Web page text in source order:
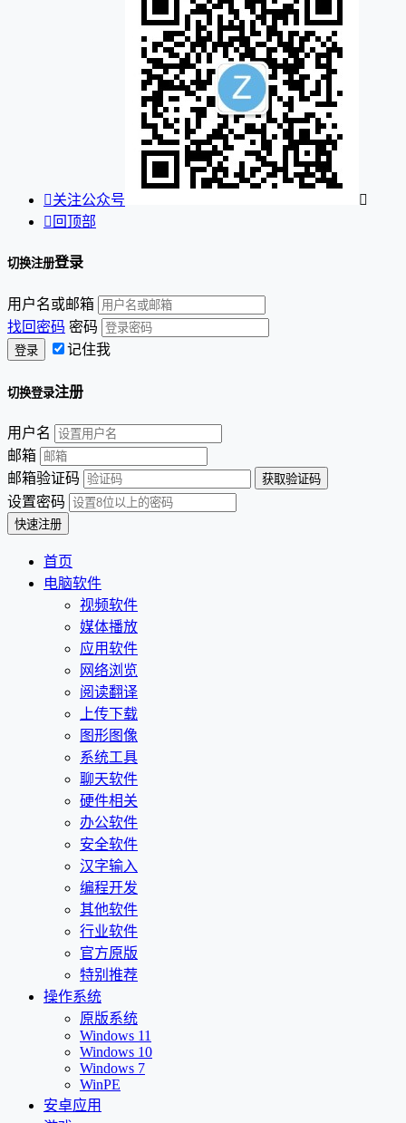
关注公众号

 回顶部
切换注册登录
用户名或邮箱
找回密码 密码
记住我
切换登录注册
用户名
邮箱
邮箱验证码
设置密码
首页
电脑软件
视频软件
媒体播放
应用软件
网络浏览
阅读翻译
上传下载
图形图像
系统工具
聊天软件
硬件相关
办公软件
安全软件
汉字输入
编程开发
其他软件
行业软件
官方原版
特别推荐
操作系统
原版系统
Windows 11
Windows 10
Windows 7
WinPE
安卓应用